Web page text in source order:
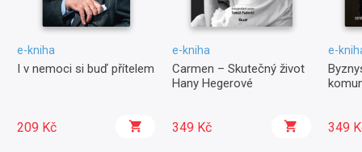
e-kniha
I v nemoci si buď přítelem
209 Kč
e-kniha
Carmen – Skutečný život
Hany Hegerové
349 Kč
e-
349